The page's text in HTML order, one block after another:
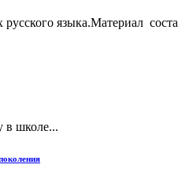
языка.Материал
в школе...